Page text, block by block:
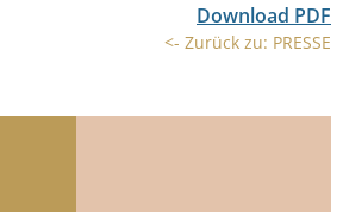
Download PDF
<- Zurück zu: PRESSE